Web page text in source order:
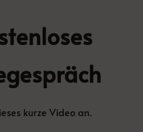
kurze Video an.